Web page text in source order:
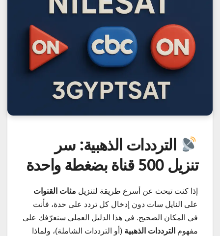
الترددات الذهبية: سر
تنزيل 500 قناة بضغطة واحدة
إذا كنت تبحث عن أسرع طريقة لتنزيل مئات القنوات
على النايل سات دون إدخال كل تردد على حدة، فأنت
في المكان الصحيح. في هذا الدليل العملي سنعرّفك على
مفهوم الترددات الذهبية (أو الترددات الشاملة)، ولماذا